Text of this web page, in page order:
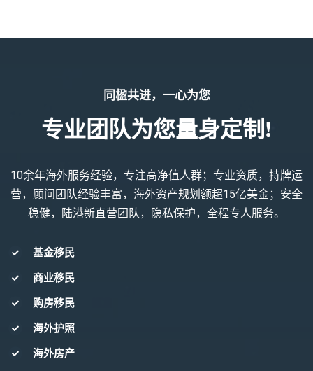
同楹共进，一心为您
专业团队为您量身定制!
10余年海外服务经验，专注高净值人群；专业资质，持牌运
营，顾问团队经验丰富，海外资产规划额超15亿美金；安全
稳健，陆港新直营团队，隐私保护，全程专人服务。
基金移民
商业移民
购房移民
海外护照
海外房产